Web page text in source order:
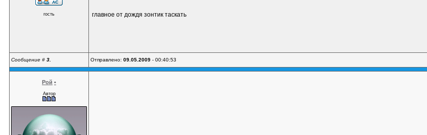
гость главное от дождя зонтик таскать
Сообщение # 3. Отправлено: 09.05.2009 - 00:40:53
Рой •
Автор